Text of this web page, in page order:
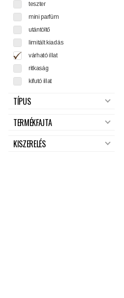
teszter
mini parfüm
utántöltő
limitált kiadás
várható illat
ritkaság
kifutó illat
TÍPUS
TERMÉKFAJTA
KISZERELÉS